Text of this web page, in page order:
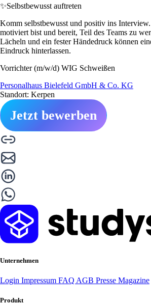
✨Selbstbewusst auftreten
Komm selbstbewusst und positiv ins
motiviert bist und bereit, Teil des Teams zu
Lächeln und ein fester Händedruck können
Eindruck hinterlassen.
Vorrichter (m/w/d) WIG Schweißen
Personalhaus Bielefeld GmbH & Co. KG
Standort: Kerpen
Jetzt bewerben
Unternehmen
Login Impressum FAQ AGB Presse Magazine
Produkt